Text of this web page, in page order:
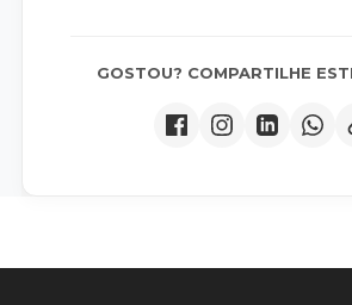
GOSTOU? COMPARTILHE